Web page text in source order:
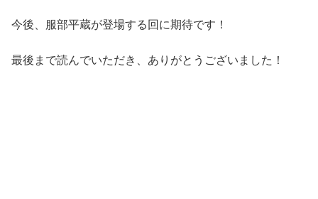
今後、服部平蔵が登場する回に期待です！
最後まで読んでいただき、ありがとうございました！